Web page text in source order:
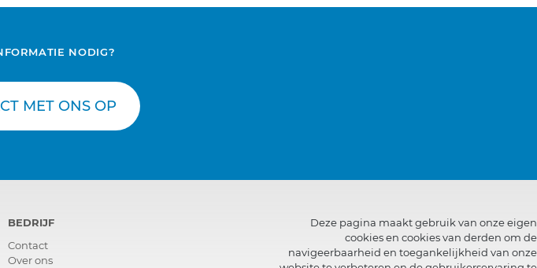
NODIG?
MET ONS OP
BEDRIJF
Contact
Over ons
Deze pagina maakt gebruik van onze eigen
cookies en cookies van derden om de
navigeerbaarheid en toegankelijkheid van onze